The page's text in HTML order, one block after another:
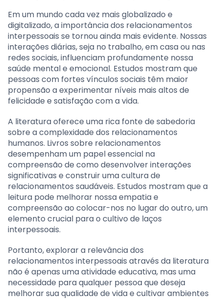
Em um mundo cada vez mais globalizado e
digitalizado, a importância dos relacionamentos
interpessoais se tornou ainda mais evidente. Nossas
interações diárias, seja no trabalho, em casa ou nas
redes sociais, influenciam profundamente nossa
saúde mental e emocional. Estudos mostram que
pessoas com fortes vínculos sociais têm maior
propensão a experimentar níveis mais altos de
felicidade e satisfação com a vida.
A literatura oferece uma rica fonte de sabedoria
sobre a complexidade dos relacionamentos
humanos. Livros sobre relacionamentos
desempenham um papel essencial na
compreensão de como desenvolver interações
significativas e construir uma cultura de
relacionamentos saudáveis. Estudos mostram que a
leitura pode melhorar nossa empatia e
compreensão ao colocar-nos no lugar do outro, um
elemento crucial para o cultivo de laços
interpessoais.
Portanto, explorar a relevância dos
relacionamentos interpessoais através da literatura
não é apenas uma atividade educativa, mas uma
necessidade para qualquer pessoa que deseja
melhorar sua qualidade de vida e cultivar ambientes